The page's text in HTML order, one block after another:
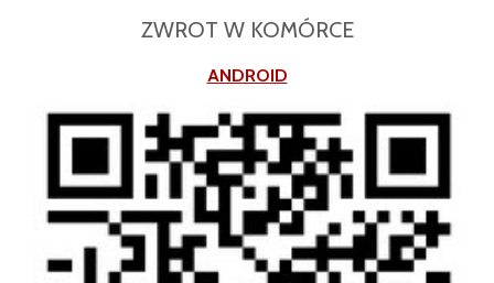
ZWROT W KOMÓRCE
ANDROID